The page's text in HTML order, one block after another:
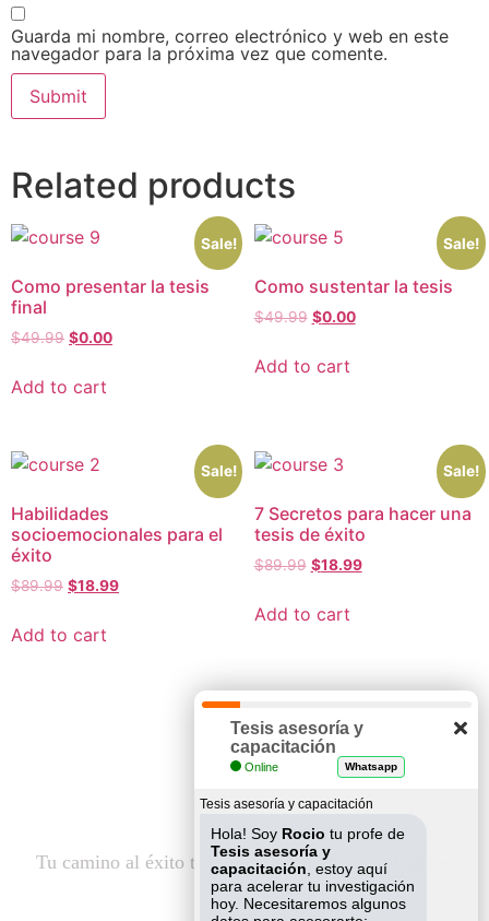
Guarda mi nombre, correo electrónico y web en este
navegador para la próxima vez que comente.
Related products
Sale!
Como presentar la tesis
final
$49.99 $0.00
Add to cart
Sale!
Como sustentar la tesis
$49.99 $0.00
Add to cart
Sale!
Habilidades
socioemocionales para el
éxito
$89.99 $18.99
Add to cart
Sale!
7 Secretos para hacer una
tesis de éxito
$89.99 $18.99
Add to cart
Tu camino al éxito te espera, iremos contigo hasta el
final.
Tesis asesoría y
capacitación
Online Whatsapp
Tesis asesoría y capacitación
Hola! Soy Rocio tu profe de
Tesis asesoría y
capacitación , estoy aquí
para acelerar tu investigación
hoy. Necesitaremos algunos